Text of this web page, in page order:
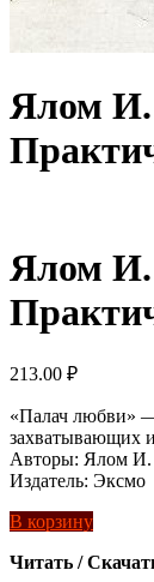
Ялом И.
Ялом И.
213.00 ₽
«Палач любви» —
захватывающих
Авторы: Ялом И.
Издатель: Эксмо
В корзину
Читать /